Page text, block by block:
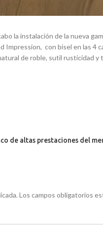
la instalación de la nueva
Impression, con bisel en las
de roble, sutil rusticidad y
de altas prestaciones del
Los campos obligatorios